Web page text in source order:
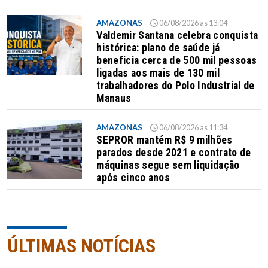
AMAZONAS 06/08/2026 as 13:04
Valdemir Santana celebra conquista
histórica: plano de saúde já
beneficia cerca de 500 mil pessoas
ligadas aos mais de 130 mil
trabalhadores do Polo Industrial de
Manaus
AMAZONAS 06/08/2026 as 11:34
SEPROR mantém R$ 9 milhões
parados desde 2021 e contrato de
máquinas segue sem liquidação
após cinco anos
ÚLTIMAS NOTÍCIAS